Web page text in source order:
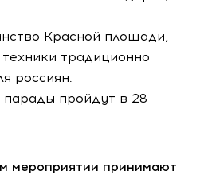
Красной площади,
традиционно
россиян.
пройдут в 28
мероприятии принимают